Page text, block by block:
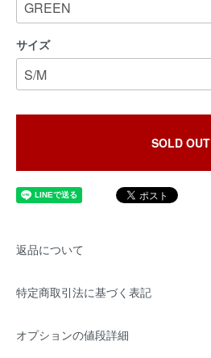
サイズ
SOLD OUT
返品について
特定商取引法に基づく表記
オプションの値段詳細